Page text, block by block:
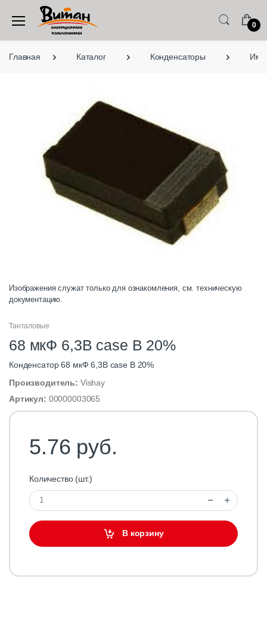
0
Главная Каталог Конденсаторы
Изображения служат только для ознакомления, см. техническую
документацию.
Танталовые
68 мкФ 6,3В case B 20%
Конденсатор 68 мкФ 6,3В case B 20%
Производитель: Vishay
Артикул: 00000003065
5.76 руб.
Количество (шт.)
В корзину